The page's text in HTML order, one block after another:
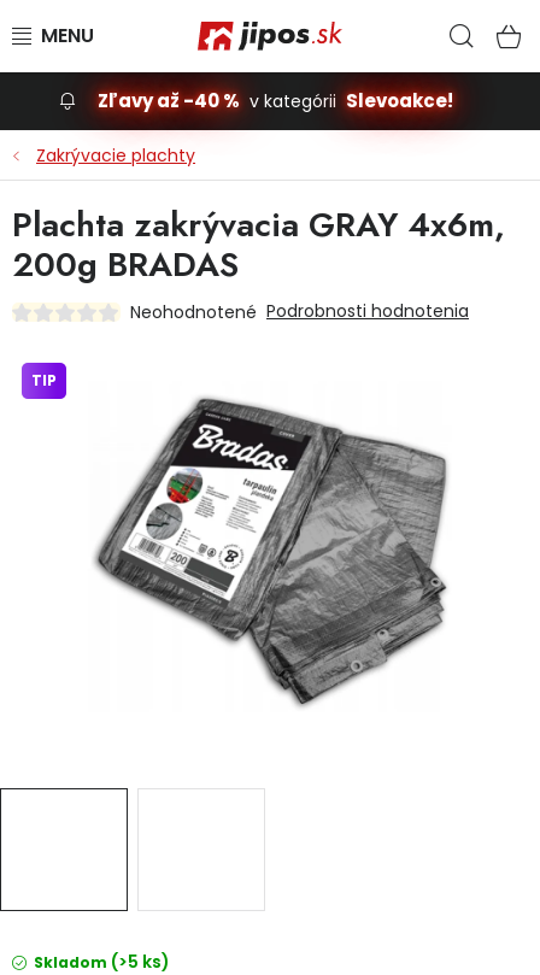
Slevoakce
Stavba, dom
Dielňa
Príslušenstvo pre automobily
Vybavenie a hračky pre deti
Domácnosť
Ochranné pracovné pomôcky
Servis náradia Hodnotenie obchodu
Zľavy až -40 % v kategórii Slevoakce!
Zakrývacie plachty
Skladom (>5 ks)
Plachta zakrývacia GRAY 4x6m,
200g BRADAS
Neohodnotené Podrobnosti hodnotenia
TIP